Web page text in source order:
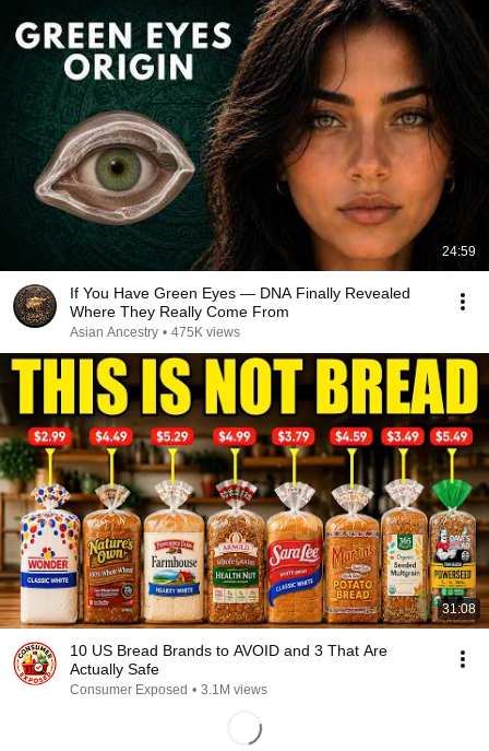
24:59
If You Have Green Eyes — DNA Finally Revealed
Where They Really Come From
Asian Ancestry • 475K views
31:08
10 US Bread Brands to AVOID and 3 That Are
Actually Safe
Consumer Exposed • 3.1M views